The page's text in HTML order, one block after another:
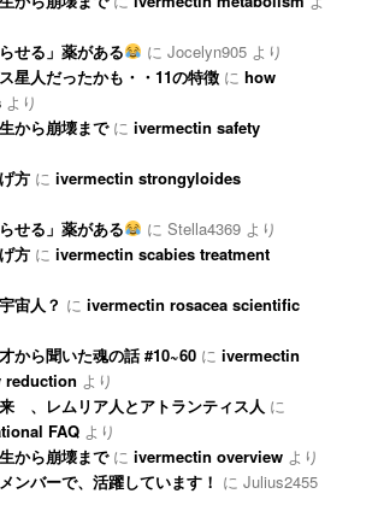
せる」薬がある
に Jocelyn905より
星人だったかも・・11の特徴 にhow
より
から崩壊までにivermectin safety
方 にivermectin strongyloides
せる」薬がある
に Stella4369より
方 にivermectin scabies treatment
宙人？ にivermectin rosacea scientific
から聞いた魂の話 #10~60 にivermectin
reduction より
、レムリア人とアトランティス人 に
FAQ より
から崩壊までにivermectin overview より
ンバーで、活躍しています！ にJulius2455